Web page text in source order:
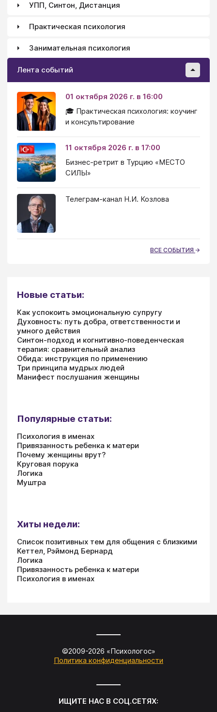
УПП, Синтон, Дистанция
Практическая психология
Занимательная психология
Лента событий
01 октября 2026 г. в 16:00
🎓 Практическая психология: коучинг
и консультирование
11 октября 2026 г. в 17:00
Бизнес-ретрит в Турцию «МЕСТО
СИЛЫ»
Телеграм-канал Н.И. Козлова
ВСЕ СОБЫТИЯ
Новые статьи:
Как успокоить эмоциональную супругу
Духовность: путь добра, ответственности и
умного действия
Синтон-подход и когнитивно-поведенческая
терапия: сравнительный анализ
Обида: инструкция по применению
Три принципа мудрых людей
Манифест послушания женщины
Популярные статьи:
Психология в именах
Привязанность ребенка к матери
Почему женщины врут?
Круговая порука
Логика
Муштра
Хиты недели:
Список позитивных тем для общения с близкими
Кеттел, Рэймонд Бернард
Логика
Привязанность ребенка к матери
Психология в именах
©2009-2026 «Психологос»
Политика конфиденциальности
ИЩИТЕ НАС В СОЦ.СЕТЯХ: